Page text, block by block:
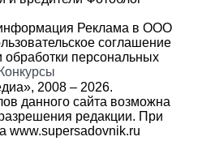
Реклама в ООО
соглашение
персональных
Конкурсы
2008 – 2026.
данного сайта возможна
редакции. При
www.supersadovnik.ru